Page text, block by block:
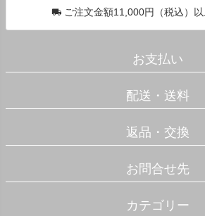
ご注文金額11,000円（税込）以
お支払い
配送・送料
返品・交換
お問合せ先
カテゴリー